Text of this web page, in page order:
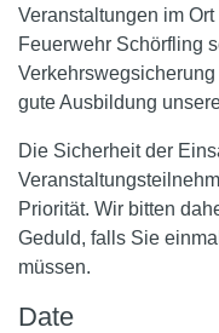
Veranstaltungen im
Feuerwehr Schörfling
gute Ausbildung
Die Sicherheit der
Priorität. Wir bitten
Geduld, falls Sie
müssen.
Date